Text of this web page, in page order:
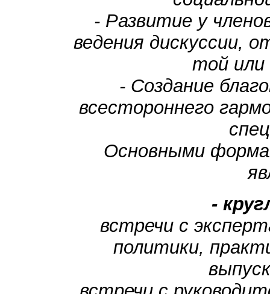
- Развитие у
ведения дискуссии,
той или
- Создание
всестороннего
Основными
-
встречи с
политики,